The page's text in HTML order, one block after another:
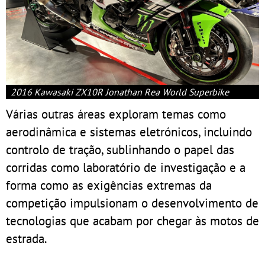
2016 Kawasaki ZX10R Jonathan Rea World Superbike
Várias outras áreas exploram temas como
aerodinâmica e sistemas eletrónicos, incluindo
controlo de tração, sublinhando o papel das
corridas como laboratório de investigação e a
forma como as exigências extremas da
competição impulsionam o desenvolvimento de
tecnologias que acabam por chegar às motos de
estrada.